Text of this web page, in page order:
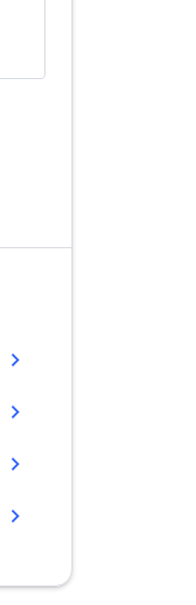
chevron_right
chevron_right
chevron_right
chevron_right